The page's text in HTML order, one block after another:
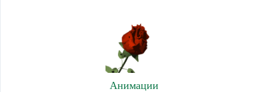
Анимации